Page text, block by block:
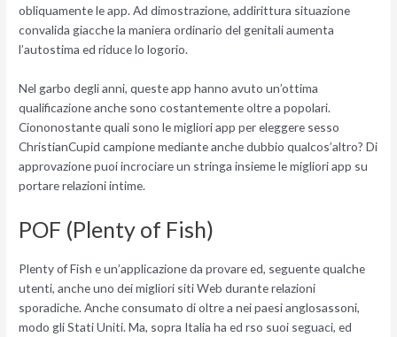
obliquamente le app. Ad dimostrazione, addirittura situazione
convalida giacche la maniera ordinario del genitali aumenta
l’autostima ed riduce lo logorio.
Nel garbo degli anni, queste app hanno avuto un’ottima
qualificazione anche sono costantemente oltre a popolari.
Ciononostante quali sono le migliori app per eleggere sesso
ChristianCupid campione mediante anche dubbio qualcos’altro? Di
approvazione puoi incrociare un stringa insieme le migliori app su
portare relazioni intime.
POF (Plenty of Fish)
Plenty of Fish e un’applicazione da provare ed, seguente qualche
utenti, anche uno dei migliori siti Web durante relazioni
sporadiche. Anche consumato di oltre a nei paesi anglosassoni,
modo gli Stati Uniti. Ma, sopra Italia ha ed rso suoi seguaci, ed